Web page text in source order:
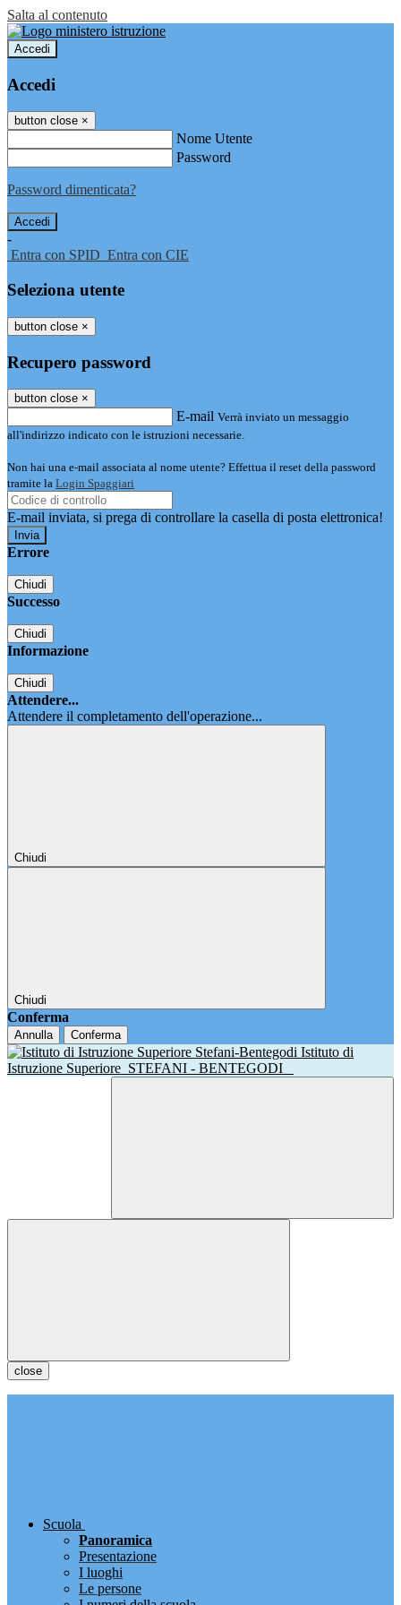
Salta al contenuto
Accedi
Accedi
button close ×
Nome Utente
Password
Password dimenticata?
-
Entra con SPID Entra con CIE
Seleziona utente
button close ×
Recupero password
button close ×
E-mail Verrà inviato un messaggio
all'indirizzo indicato con le istruzioni necessarie.
Non hai una e-mail associata al nome utente? Effettua il reset della password
tramite la Login Spaggiari
E-mail inviata, si prega di controllare la casella di posta elettronica!
Errore
Chiudi
Successo
Chiudi
Informazione
Chiudi
Attendere...
Attendere il completamento dell'operazione...
Chiudi
Chiudi
Conferma
Annulla Conferma
Istituto di
Istruzione Superiore STEFANI - BENTEGODI
close
Scuola
Panoramica
Presentazione
I luoghi
Le persone